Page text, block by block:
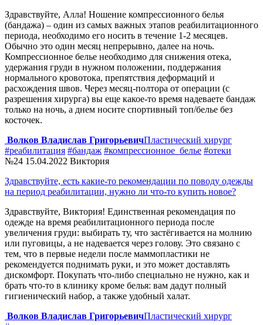
Здравствуйте, Алла! Ношение компрессионного белья
(бандажа) – один из самых важных этапов реабилитационного
периода, необходимо его носить в течение 1-2 месяцев.
Обычно это один месяц непрерывно, далее на ночь.
Компрессионное белье необходимо для снижения отека,
удержания груди в нужном положении, поддержания
нормального кровотока, препятствия деформаций и
расхождения швов. Через месяц-полтора от операции (с
разрешения хирурга) вы еще какое-то время надеваете бандаж
только на ночь, а днем носите спортивный топ/белье без
косточек.
Волков Владислав ГригорьевичПластический хирург
#реабилитация #бандаж #компрессионное_белье #отеки
№24 15.04.2022 Виктория
Здравствуйте, есть какие-то рекомендации по поводу одежды
на период реабилитации, нужно ли что-то купить новое?
Здравствуйте, Виктория! Единственная рекомендация по
одежде на время реабилитационного периода после
увеличения груди: выбирать ту, что застёгивается на молнию
или пуговицы, а не надевается через голову. Это связано с
тем, что в первые недели после маммопластики не
рекомендуется поднимать руки, и это может доставлять
дискомфорт. Покупать что-либо специально не нужно, как и
брать что-то в клинику кроме белья: вам дадут полный
гигиенический набор, а также удобный халат.
Волков Владислав ГригорьевичПластический хирург